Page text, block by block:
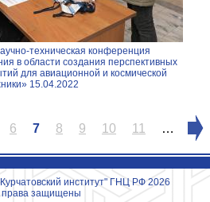
техническая конференция
в области создания перспективных
для авиационной и космической
15.04.2022
6 7 8 9 10 11 …
институт" ГНЦ РФ 2026
права защищены